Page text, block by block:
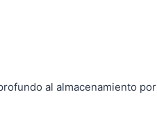
al almacenamiento por